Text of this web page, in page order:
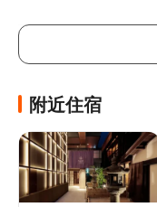
入住京都 Premier
頓，大快朵頤。住
附近住宿